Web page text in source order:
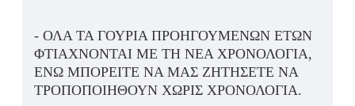
- ΌΛΑ ΤΑ ΓΟΎΡΙΑ ΠΡΟΗΓΟΎΜΕΝΩΝ ΕΤΏΝ
ΦΤΙΆΧΝΟΝΤΑΙ ΜΕ ΤΗ ΝΈΑ ΧΡΟΝΟΛΟΓΊΑ,
ΕΝΏ ΜΠΟΡΕΊΤΕ ΝΑ ΜΑΣ ΖΗΤΉΣΕΤΕ ΝΑ
ΤΡΟΠΟΠΟΙΗΘΟΎΝ ΧΩΡΊΣ ΧΡΟΝΟΛΟΓΊΑ.